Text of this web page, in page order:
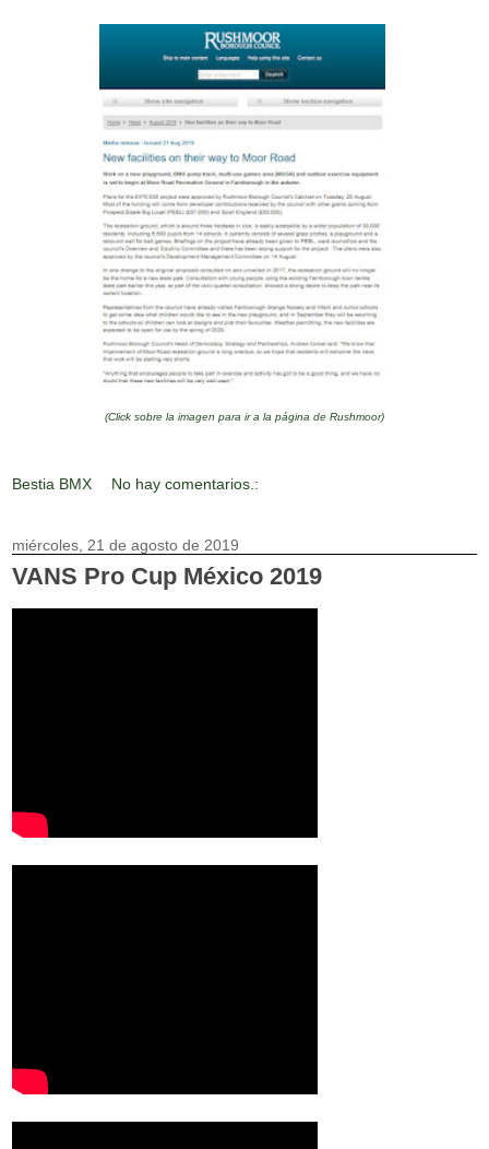
(Click sobre la imagen para ir a la página de Rushmoor)
Bestia BMX No hay comentarios.:
miércoles, 21 de agosto de 2019
VANS Pro Cup México 2019